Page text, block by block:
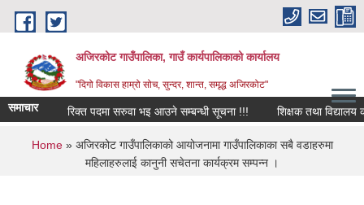
Skip to main content
अजिरकोट गाउँपालिका, गाउँ कार्यपालिकाको कार्यालय
"दिगो विकास हाम्रो सोच, सुन्दर, शान्त, समृद्ध अजिरकोट"
समाचार रिक्त पदमा सरुवा भइ आउने सम्बन्धी सूचना !!! शिक्षक तथा विद्यालय
You are here
Home» अजिरकोट गाउँपालिकाको आयोजनामा गाउँपालिकाका सबै वडाहरुमा
महिलाहरुलाई कानुनी सचेतना कार्यक्रम सम्पन्न ।